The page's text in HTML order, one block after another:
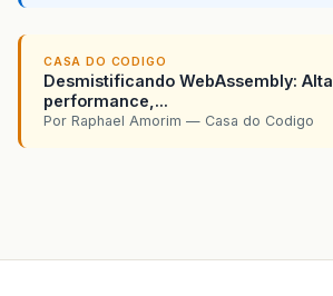
CASA DO CODIGO
Desmistificando WebAssembly: Alta
performance,...
Por Raphael Amorim — Casa do Codigo